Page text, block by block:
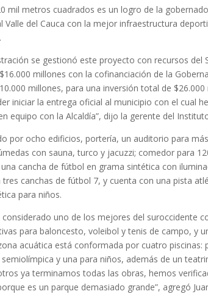
mil metros cuadrados es un logro de la
del Cauca con la mejor infraestructura
se gestionó este proyecto con recursos del
millones con la cofinanciación de la
millones, para una inversión total de
iniciar la entrega oficial al municipio con el cual
equipo con la Alcaldía”, dijo la gerente del
por ocho edificios, portería, un auditorio para
con sauna, turco y jacuzzi; comedor para
cancha de fútbol en grama sintética con
canchas de fútbol 7, y cuenta con una pista
para niños.
uno de los mejores del suroccidente
para baloncesto, voleibol y tenis de campo, y
acuática está conformada por cuatro piscinas:
y una para niños, además de un
ya terminamos todas las obras, hemos
es un parque demasiado grande”, agregó